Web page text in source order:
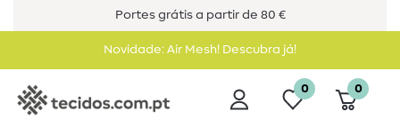
Portes grátis a partir de 80 €
Novidade: Air Mesh! Descubra já!
0 0